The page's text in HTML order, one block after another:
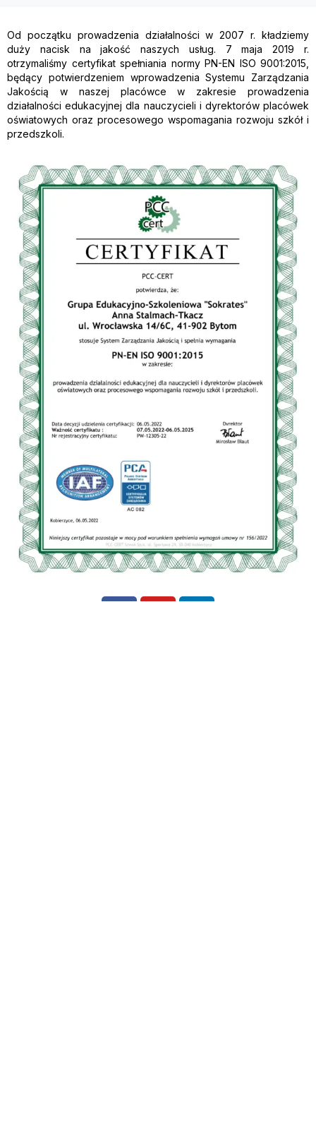
Od początku prowadzenia działalności w 2007 r. kładziemy
duży nacisk na jakość naszych usług. 7 maja 2019 r.
otrzymaliśmy certyfikat spełniania normy PN-EN ISO 9001:2015,
będący potwierdzeniem wprowadzenia Systemu Zarządzania
Jakością w naszej placówce w zakresie prowadzenia
działalności edukacyjnej dla nauczycieli i dyrektorów placówek
oświatowych oraz procesowego wspomagania rozwoju szkół i
przedszkoli.